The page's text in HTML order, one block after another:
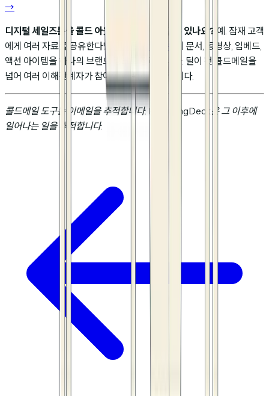
→
디지털 세일즈룸을 콜드 아웃바운드에 사용할 수 있나요? 예. 잠재 고객
에게 여러 자료를 공유한다면,
이 문서, 동영상, 임베드,
액션 아이템을 하나의 브랜드 링크로 정리합니다. 딜이 첫 콜드메일을
넘어 여러 이해관계자가 참여할 때 특히 유용합니다.
콜드메일 도구는 이메일을 추적합니다. HummingDeck은 그 이후에
일어나는 일을 추적합니다.